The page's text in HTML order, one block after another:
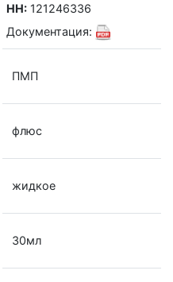
НН:121246336
Документация:
ПМП
флюс
жидкое
30мл